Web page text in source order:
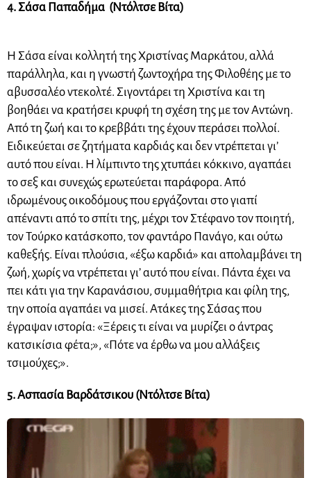
4. Σάσα Παπαδήμα (Ντόλτσε Βίτα)
Η Σάσα είναι κολλητή της Χριστίνας Μαρκάτου, αλλά
παράλληλα, και η γνωστή ζωντοχήρα της Φιλοθέης με το
αβυσσαλέο ντεκολτέ. Σιγοντάρει τη Χριστίνα και τη
βοηθάει να κρατήσει κρυφή τη σχέση της με τον Αντώνη.
Από τη ζωή και το κρεββάτι της έχουν περάσει πολλοί.
Ειδικεύεται σε ζητήματα καρδιάς και δεν ντρέπεται γι’
αυτό που είναι. Η λίμπιντο της χτυπάει κόκκινο, αγαπάει
το σεξ και συνεχώς ερωτεύεται παράφορα. Από
ιδρωμένους οικοδόμους που εργάζονται στο γιαπί
απέναντι από το σπίτι της, μέχρι τον Στέφανο τον ποιητή,
τον Τούρκο κατάσκοπο, τον φαντάρο Πανάγο, και ούτω
καθεξής. Είναι πλούσια, «έξω καρδιά» και απολαμβάνει τη
ζωή, χωρίς να ντρέπεται γι’ αυτό που είναι. Πάντα έχει να
πει κάτι για την Καρανάσιου, συμμαθήτρια και φίλη της,
την οποία αγαπάει να μισεί. Ατάκες της Σάσας που
έγραψαν ιστορία: «Ξέρεις τι είναι να μυρίζει ο άντρας
κατσικίσια φέτα;», «Πότε να έρθω να μου αλλάξεις
τσιμούχες;».
5. Ασπασία Βαρδάτσικου (Ντόλτσε Βίτα)